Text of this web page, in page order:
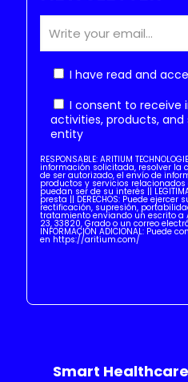
I have read and
I consent to receive
activities, products,
entity
RESPONSABLE: ARITIUM
información solicitada, resolver la
de ser autorizado, el envío de
productos y servicios
puedan ser de su interés ||
presta || DERECHOS: Puede ejercer
rectificación, supresión,
tratamiento enviando un escrito a
23, 33820, Grado o un correo
INFORMACIÓN ADICIONAL:
en https://aritium.com/
Smart Healthcare